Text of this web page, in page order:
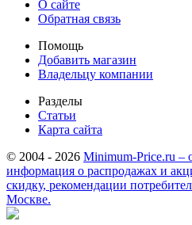
О сайте
Обратная связь
Помощь
Добавить магазин
Владельцу компании
Разделы
Статьи
Карта сайта
© 2004 - 2026 Minimum-Price.ru –
информация о распродажах и
скидку, рекомендации
Москве.